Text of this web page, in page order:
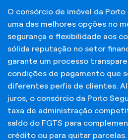
O consórcio de imóvel da
uma das melhores opções no
segurança e flexibilidade aos
sólida reputação no setor
garante um processo
condições de pagamento que
diferentes perfis de clientes.
juros, o consórcio da Porto
taxa de administração
saldo do FGTS para
crédito ou para quitar